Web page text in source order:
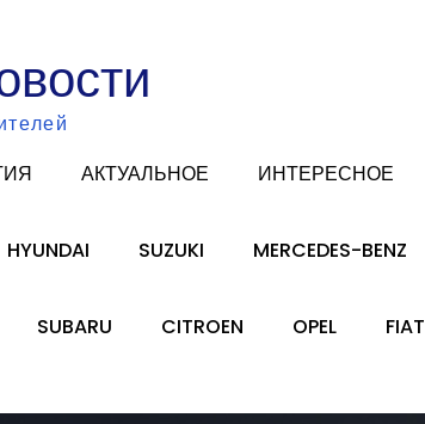
АКТУАЛЬНОЕ ИНТЕРЕСНОЕ
HYUNDAI SUZUKI MERCEDES-BENZ
SUBARU CITROEN OPEL FIAT